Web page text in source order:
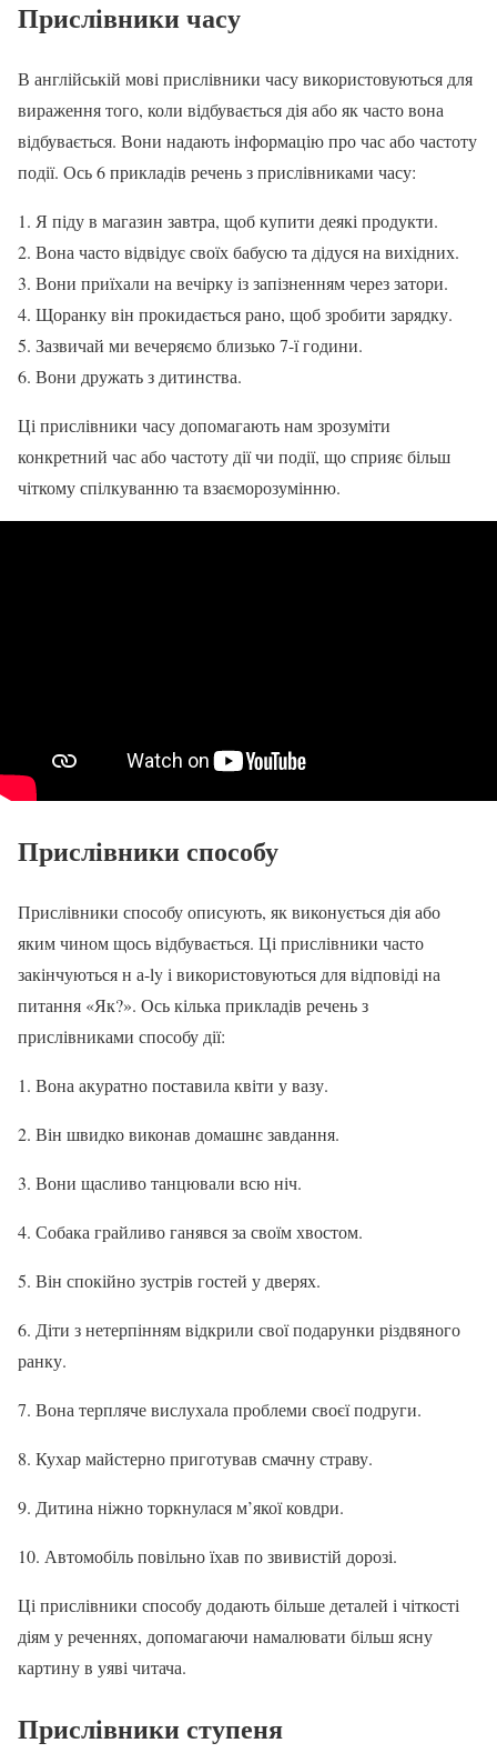
Прислівники часу
В англійській мові прислівники часу використовуються для
вираження того, коли відбувається дія або як часто вона
відбувається. Вони надають інформацію про час або частоту
події. Ось 6 прикладів речень з прислівниками часу:
Я піду в магазин завтра, щоб купити деякі продукти.
Вона часто відвідує своїх бабусю та дідуся на вихідних.
Вони приїхали на вечірку із запізненням через затори.
Щоранку він прокидається рано, щоб зробити зарядку.
Зазвичай ми вечеряємо близько 7-ї години.
Вони дружать з дитинства.
Ці прислівники часу допомагають нам зрозуміти
конкретний час або частоту дії чи події, що сприяє більш
чіткому спілкуванню та взаєморозумінню.
Прислівники способу
Прислівники способу описують, як виконується дія або
яким чином щось відбувається. Ці прислівники часто
закінчуються н а-ly і використовуються для відповіді на
питання «Як?». Ось кілька прикладів речень з
прислівниками способу дії:
1. Вона акуратно поставила квіти у вазу.
2. Він швидко виконав домашнє завдання.
3. Вони щасливо танцювали всю ніч.
4. Собака грайливо ганявся за своїм хвостом.
5. Він спокійно зустрів гостей у дверях.
6. Діти з нетерпінням відкрили свої подарунки різдвяного
ранку.
7. Вона терпляче вислухала проблеми своєї подруги.
8. Кухар майстерно приготував смачну страву.
9. Дитина ніжно торкнулася м’якої ковдри.
10. Автомобіль повільно їхав по звивистій дорозі.
Ці прислівники способу додають більше деталей і чіткості
діям у реченнях, допомагаючи намалювати більш ясну
картину в уяві читача.
Прислівники ступеня